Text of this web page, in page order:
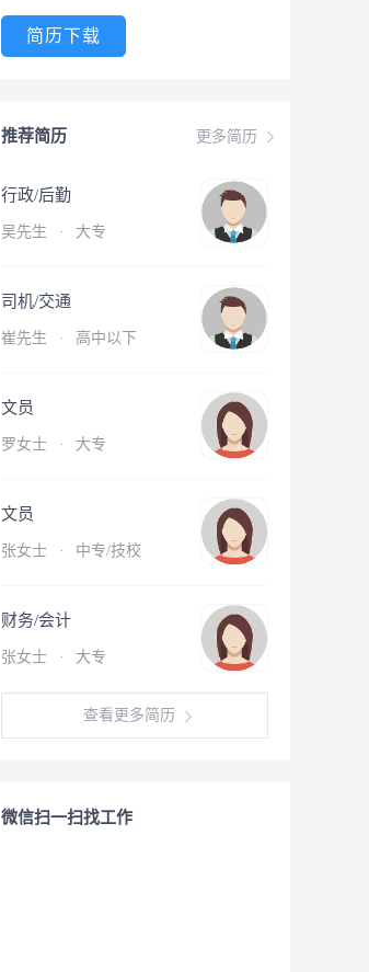
简历下载
更多简历
推荐简历
行政/后勤
吴先生 · 大专
司机/交通
崔先生 · 高中以下
文员
罗女士 · 大专
文员
张女士 · 中专/技校
财务/会计
张女士 · 大专
查看更多简历
微信扫一扫找工作